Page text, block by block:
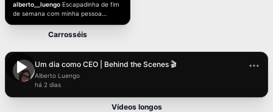
alberto__luengo Escapadinha de fim
de semana com minha pessoa
café demais e zero pressa.
Carrosséis
Um dia como CEO | Behind the Scenes 🎬
Alberto Luengo
há 2 dias
Vídeos longos